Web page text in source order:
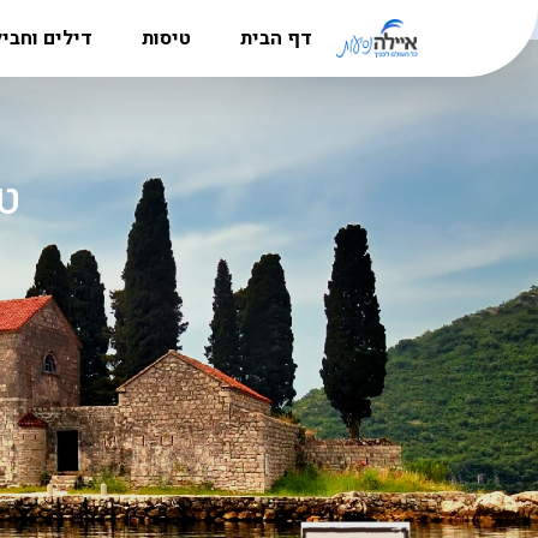
דף הבית
מדריך היעדים
דרושים
טיסות
טיסות לאירופה
טיסות לבוקרשט
טיסות לאתונה
טיסות לבודפשט
טיסות ללרנקה
טיסות לבאטומי
טיסות לבאקו
טיסות אל על
דילים
חבילות
חבילות
דילים
דילים
דילים
דילים
דילים
דילים